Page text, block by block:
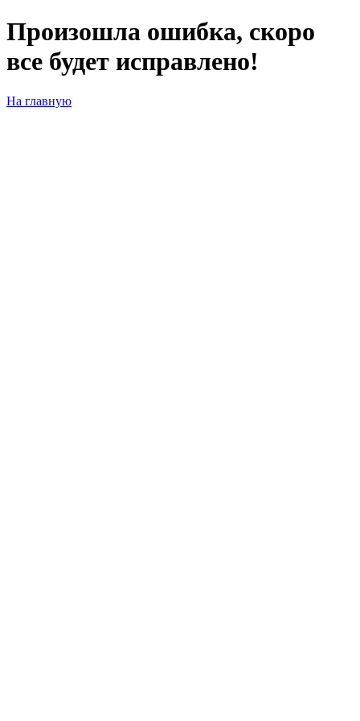
Произошла ошибка, скоро
все будет исправлено!
На главную